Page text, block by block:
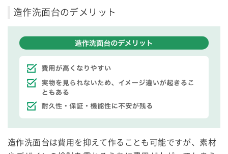
造作洗面台のデメリット
造作洗面台は費用を抑えて作ることも可能ですが、素材